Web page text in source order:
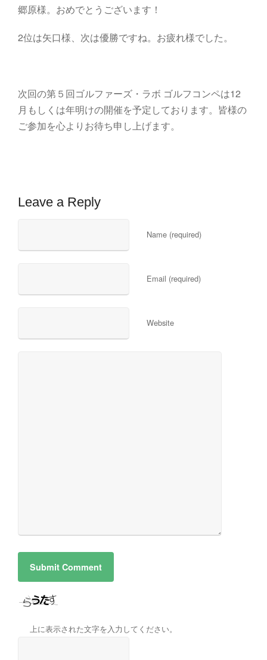
郷原様。おめでとうございます！
2位は矢口様、次は優勝ですね。お疲れ様でした。
次回の第５回ゴルファーズ・ラボ ゴルフコンペは12
月もしくは年明けの開催を予定しております。皆様の
ご参加を心よりお待ち申し上げます。
Leave a Reply
Name (required)
Email (required)
Website
上に表示された文字を入力してください。